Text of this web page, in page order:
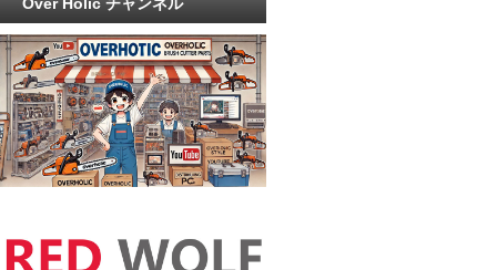
Over Holic チャンネル